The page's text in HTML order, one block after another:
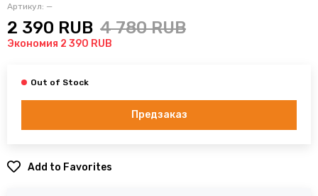
Артикул: —
2 390 RUB 4 780 RUB
Экономия 2 390 RUB
Предзаказ
Add to Favorites